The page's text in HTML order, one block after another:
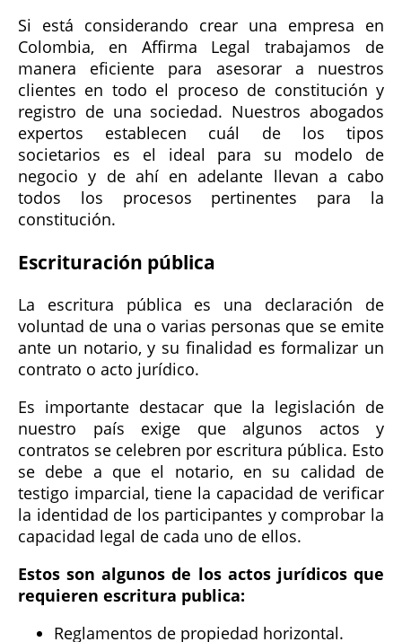
Si está considerando crear una empresa en
Colombia, en Affirma Legal trabajamos de
manera eficiente para asesorar a nuestros
clientes en todo el proceso de constitución y
registro de una sociedad. Nuestros abogados
expertos establecen cuál de los tipos
societarios es el ideal para su modelo de
negocio y de ahí en adelante llevan a cabo
todos los procesos pertinentes para la
constitución.
Escrituración pública
La escritura pública es una declaración de
voluntad de una o varias personas que se emite
ante un notario, y su finalidad es formalizar un
contrato o acto jurídico.
Es importante destacar que la legislación de
nuestro país exige que algunos actos y
contratos se celebren por escritura pública. Esto
se debe a que el notario, en su calidad de
testigo imparcial, tiene la capacidad de verificar
la identidad de los participantes y comprobar la
capacidad legal de cada uno de ellos.
Estos son algunos de los actos jurídicos que
requieren escritura publica:
Reglamentos de propiedad horizontal.